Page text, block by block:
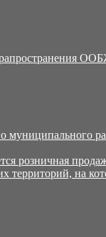
муниципального
розничная
на